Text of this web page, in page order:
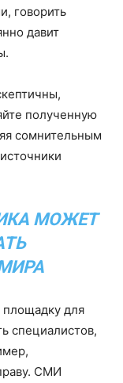
говорить
давит
полученную
сомнительным
МОЖЕТ
для
специалистов,
СМИ